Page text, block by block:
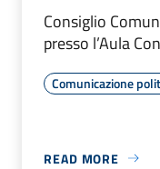
Consiglio
presso l’Aula
Comunicazione
READ MORE